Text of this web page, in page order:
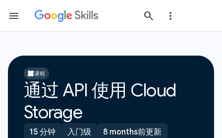
课程
通过 API 使用 Cloud
Storage
15 分钟 入门级 8 months前更新